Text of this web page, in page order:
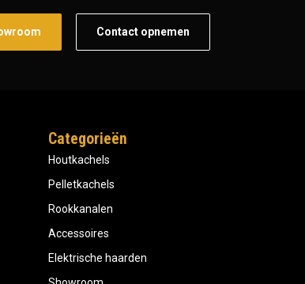
Contact opnemen
Categorieën
Houtkachels
Pelletkachels
Rookkanalen
Accessoires
Elektrische haarden